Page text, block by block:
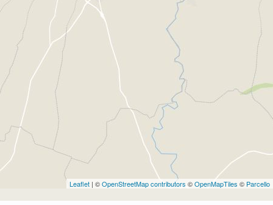
Leaflet | ©OpenStreetMap contributors ©OpenMapTiles © Parcello